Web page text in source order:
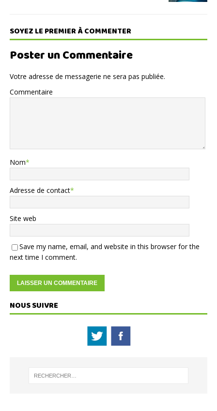
SOYEZ LE PREMIER À COMMENTER
Poster un Commentaire
Votre adresse de messagerie ne sera pas publiée.
Commentaire
Nom*
Adresse de contact*
Site web
Save my name, email, and website in this browser for the
next time I comment.
NOUS SUIVRE